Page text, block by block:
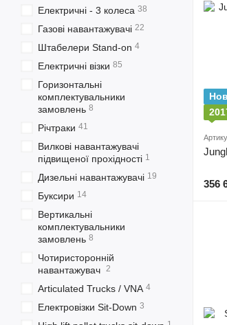
356
Електричні - 3 колеса 38
Газові навантажувачі 22
Штабелери Stand-on 4
Електричні візки 85
Горизонтальні
комплектувальники
замовлень 8
Річтраки 41
Вилкові навантажувачі
підвищеної прохідності 1
Дизельні навантажувачі 19
Буксири 14
Вертикальні
комплектувальники
замовлень 8
Чотиристоронній
навантажувач 2
Articulated Trucks / VNA 4
Електровізки Sit-Down 3